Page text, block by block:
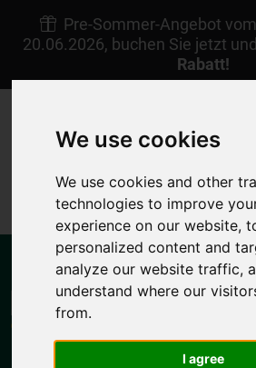
Pre-Sommer-Angebot
20.06.2026, buchen Sie jetzt
Rabatt!
We use cookies
We use cookies and other
technologies to improve
experience on our website,
personalized content and
analyze our website traffic,
understand where our
from.
I agree